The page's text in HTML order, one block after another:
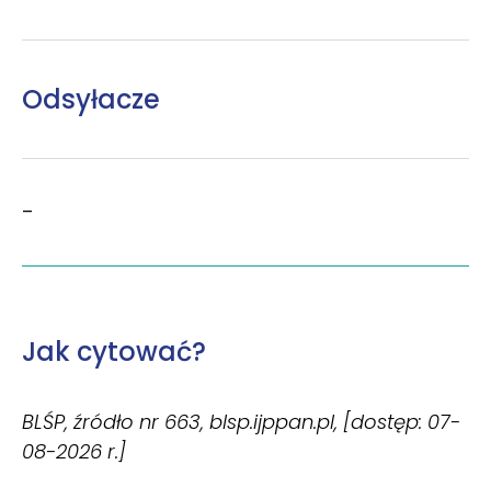
Odsyłacze
–
Jak cytować?
BLŚP, źródło nr 663, blsp.ijppan.pl, [dostęp: 07-
08-2026 r.]